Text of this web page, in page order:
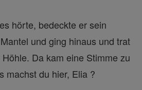
hörte, bedeckte er sein
und ging hinaus und trat
Da kam eine Stimme zu
machst du hier, Elia ?